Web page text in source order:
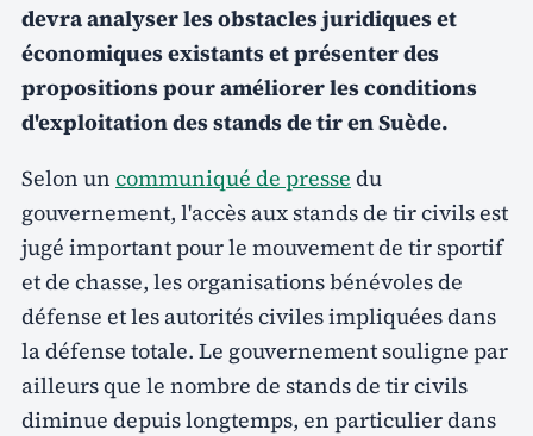
devra analyser les obstacles juridiques et
économiques existants et présenter des
propositions pour améliorer les conditions
d'exploitation des stands de tir en Suède.
Selon un communiqué de presse du
gouvernement, l'accès aux stands de tir civils est
jugé important pour le mouvement de tir sportif
et de chasse, les organisations bénévoles de
défense et les autorités civiles impliquées dans
la défense totale. Le gouvernement souligne par
ailleurs que le nombre de stands de tir civils
diminue depuis longtemps, en particulier dans